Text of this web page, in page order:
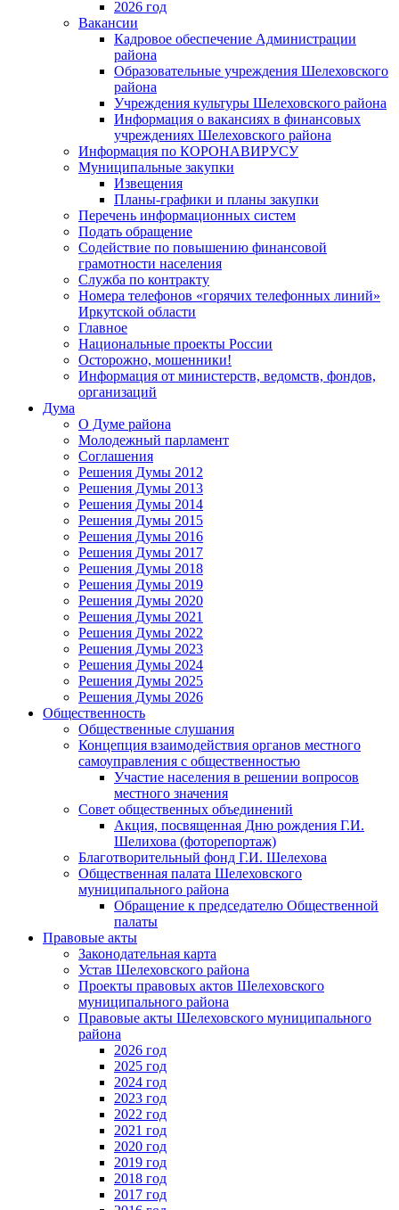
2026 год
Вакансии
Кадровое обеспечение Администрации
района
Образовательные учреждения Шелеховского
района
Учреждения культуры Шелеховского района
Информация о вакансиях в финансовых
учреждениях Шелеховского района
Информация по КОРОНАВИРУСУ
Муниципальные закупки
Извещения
Планы-графики и планы закупки
Перечень информационных систем
Подать обращение
Содействие по повышению финансовой
грамотности населения
Служба по контракту
Номера телефонов «горячих телефонных линий»
Иркутской области
Главное
Национальные проекты России
Осторожно, мошенники!
Информация от министерств, ведомств, фондов,
организаций
Дума
О Думе района
Молодежный парламент
Соглашения
Решения Думы 2012
Решения Думы 2013
Решения Думы 2014
Решения Думы 2015
Решения Думы 2016
Решения Думы 2017
Решения Думы 2018
Решения Думы 2019
Решения Думы 2020
Решения Думы 2021
Решения Думы 2022
Решения Думы 2023
Решения Думы 2024
Решения Думы 2025
Решения Думы 2026
Общественность
Общественные слушания
Концепция взаимодействия органов местного
самоуправления с общественностью
Участие населения в решении вопросов
местного значения
Совет общественных объединений
Акция, посвященная Дню рождения Г.И.
Шелихова (фоторепортаж)
Благотворительный фонд Г.И. Шелехова
Общественная палата Шелеховского
муниципального района
Обращение к председателю Общественной
палаты
Правовые акты
Законодательная карта
Устав Шелеховского района
Проекты правовых актов Шелеховского
муниципального района
Правовые акты Шелеховского муниципального
района
2026 год
2025 год
2024 год
2023 год
2022 год
2021 год
2020 год
2019 год
2018 год
2017 год